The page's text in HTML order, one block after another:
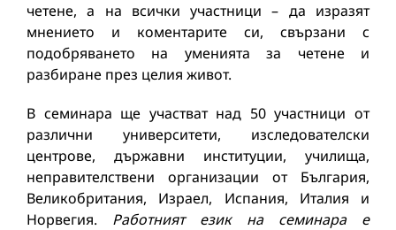
четене, а на всички участници – да изразят
мнението и коментарите си, свързани с
подобряването на уменията за четене и
разбиране през целия живот.
В семинара ще участват над 50 участници от
различни университети, изследователски
центрове, държавни институции, училища,
неправителствени организации от България,
Великобритания, Израел, Испания, Италия и
Норвегия. Работният език на семинара е